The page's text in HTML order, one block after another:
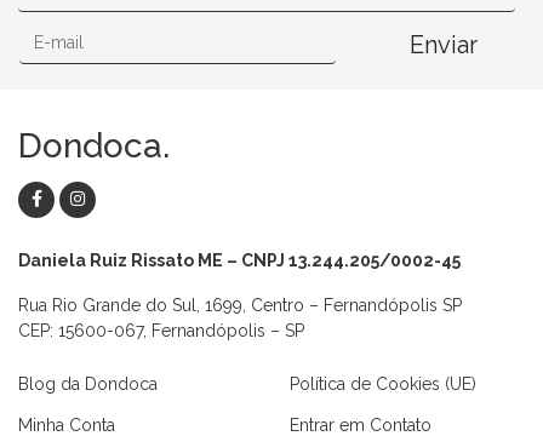
Enviar
Dondoca.
Daniela Ruiz Rissato ME – CNPJ 13.244.205/0002-45
Rua Rio Grande do Sul, 1699, Centro – Fernandópolis SP
CEP: 15600-067, Fernandópolis – SP
Blog da Dondoca
Minha Conta
Política de Cookies (UE)
Entrar em Contato